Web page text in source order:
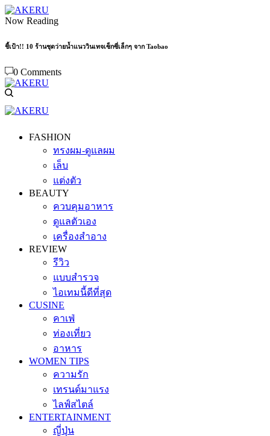
Now Reading
ชี้เป้า!! 10 ร้านชุดว่ายน้ำแนววินเทจเซ็กซี่เล็กๆ จาก Taobao
0 Comments
FASHION
ทรงผม-ดูแลผม
เล็บ
แต่งตัว
BEAUTY
ควบคุมอาหาร
ดูแลตัวเอง
เครื่องสำอาง
REVIEW
รีวิว
แบบสำรวจ
ไอเทมนี้ดีที่สุด
CUSINE
คาเฟ่
ท่องเที่ยว
อาหาร
WOMEN TIPS
ความรัก
เทรนด์มาแรง
ไลฟ์สไตล์
ENTERTAINMENT
ญี่ปุ่น